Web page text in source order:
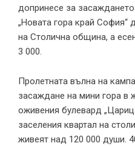
допринесе за
„Новата гора край София“
на Столична община, а
3 000.
Пролетната вълна на
засаждане на мини гора в
оживения булевард
заселения квартал на
живеят над 120 000 души.